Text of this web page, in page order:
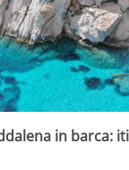
in barca: